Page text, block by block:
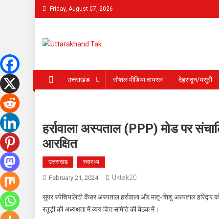
Skip
to
Friday, August 07, 2026
उत्तराखंड सोशल मीडिया वायरल देहरादून/मसूरी
हर्रावाला अस्पताल (PPP) मोड पर
आरक्षित
उत्तराखंड स्वास्थ्य
February 21, 2024 Uktak20
सुपर स्पेशियलिटी कैंसर अस्पताल हर्रावाला और मातृ-शिशु अस्पताल
रतूड़ी की अध्यक्षता में व्यय वित्त समिति की बैठक में।